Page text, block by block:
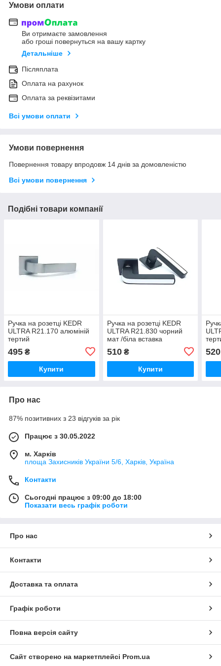
Умови оплати
Ви отримаєте замовлення
або гроші повернуться на вашу картку
Детальніше
Післяплата
Оплата на рахунок
Оплата за реквізитами
Всі умови оплати
Умови повернення
Повернення товару впродовж 14 днів за домовленістю
Всі умови повернення
Подібні товари компанії
Ручка на розетці KEDR
ULTRA R21.170 алюміній
тертий
495 ₴
Купити
Ручка на розетці KEDR
ULTRA R21.830 чорний
мат /біла вставка
510₴
Купити
520
Про нас
87% позитивних з 23 відгуків за рік
Працює з 30.05.2022
м. Харків
площа Захисників України 5/6, Харків, Україна
Контакти
Сьогодні працює з 09:00 до 18:00
Показати весь графік роботи
Про нас
Контакти
Доставка та оплата
Графік роботи
Повна версія сайту
Сайт створено на маркетплейсі Prom.ua